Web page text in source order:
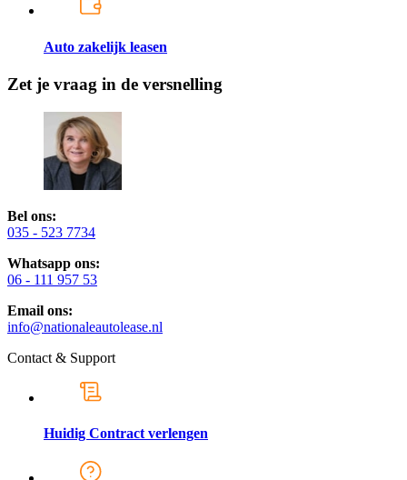
Auto zakelijk leasen
Zet je vraag in de versnelling
Bel ons:
035 - 523 7734
Whatsapp ons:
06 - 111 957 53
Email ons:
info@nationaleautolease.nl
Contact & Support
Huidig Contract verlengen